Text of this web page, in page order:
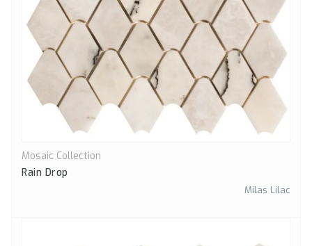
Mosaic Collection
Rain Drop
Milas Lilac